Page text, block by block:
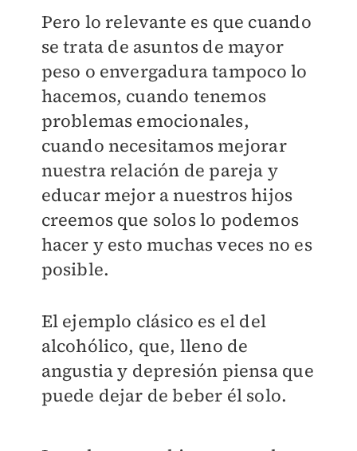
Pero lo relevante es que cuando
se trata de asuntos de mayor
peso o envergadura tampoco lo
hacemos, cuando tenemos
problemas emocionales,
cuando necesitamos mejorar
nuestra relación de pareja y
educar mejor a nuestros hijos
creemos que solos lo podemos
hacer y esto muchas veces no es
posible.
El ejemplo clásico es el del
alcohólico, que, lleno de
angustia y depresión piensa que
puede dejar de beber él solo.